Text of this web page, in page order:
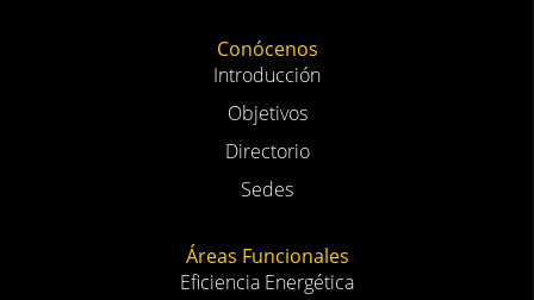
Conócenos
Introducción
Objetivos
Directorio
Sedes
Áreas Funcionales
Eficiencia Energética